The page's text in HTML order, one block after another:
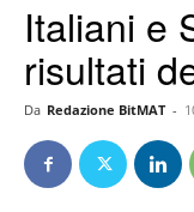
Italiani e
risultati
Da Redazione BitMAT -